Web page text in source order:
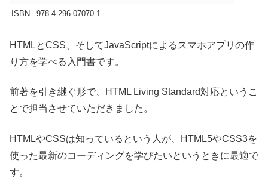
ISBN 978-4-296-07070-1
HTMLとCSS、そしてJavaScriptによるスマホアプリの作
り方を学べる入門書です。
前著を引き継ぐ形で、HTML Living Standard対応というこ
とで担当させていただきました。
HTMLやCSSは知っているという人が、HTML5やCSS3を
使った最新のコーディングを学びたいというときに最適で
す。